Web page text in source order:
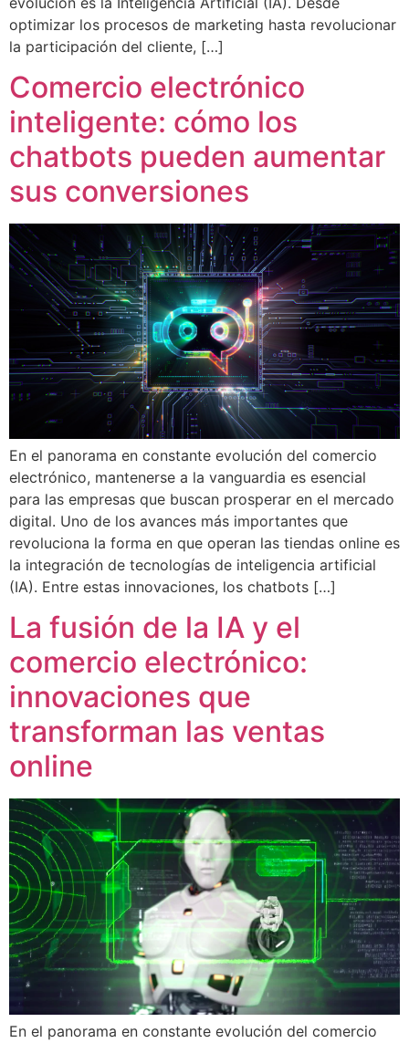
optimizar los procesos de marketing hasta revolucionar
la participación del cliente, […]
Comercio electrónico
inteligente: cómo los
chatbots pueden aumentar
sus conversiones
En el panorama en constante evolución del comercio
electrónico, mantenerse a la vanguardia es esencial
para las empresas que buscan prosperar en el mercado
digital. Uno de los avances más importantes que
revoluciona la forma en que operan las tiendas online es
la integración de tecnologías de inteligencia artificial
(IA). Entre estas innovaciones, los chatbots […]
La fusión de la IA y el
comercio electrónico:
innovaciones que
transforman las ventas
online
En el panorama en constante evolución del comercio